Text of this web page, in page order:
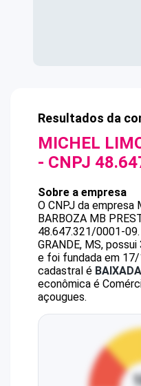
Resultados da
MICHEL
- CNPJ
Sobre a empresa
O CNPJ da empresa
BARBOZA MB
48.647.321/0001-09.
GRANDE, MS,
e foi fundada em
cadastral é BAIXADA
econômica é
açougues.